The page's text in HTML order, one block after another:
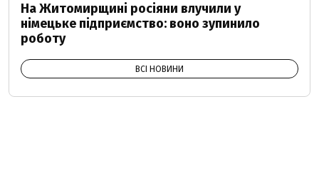
На Житомирщині росіяни влучили у
німецьке підприємство: воно зупинило
роботу
ВСІ НОВИНИ